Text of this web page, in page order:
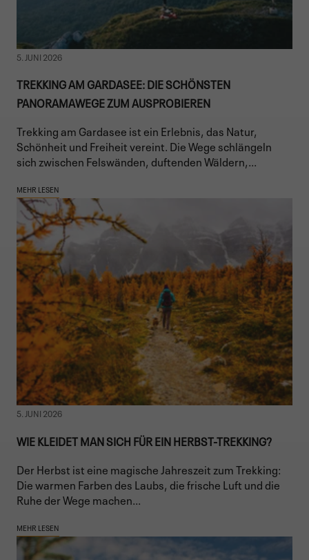
5. JUNI 2026
TREKKING AM GARDASEE: DIE SCHÖNSTEN
PANORAMAWEGE ZUM AUSPROBIEREN
Trekking am Gardasee ist ein Erlebnis, das Natur,
Schönheit und Freiheit vereint. Die Wege schlängeln
sich zwischen Felswänden, duftenden Wäldern,...
MEHR LESEN
5. JUNI 2026
WIE KLEIDET MAN SICH FÜR EIN HERBST-TREKKING?
Der Herbst ist eine magische Jahreszeit zum Trekking:
Die warmen Farben des Laubs, die frische Luft und die
Ruhe der Wege machen...
MEHR LESEN